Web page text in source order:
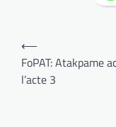
Navigation
de
l’article
⟵
FoPAT: Atakpame
l’acte 3